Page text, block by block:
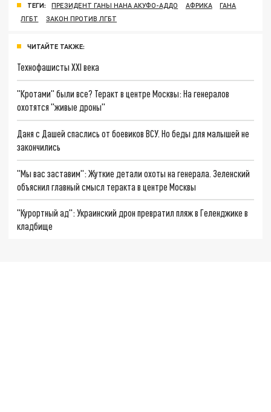
ТЕГИ: ПРЕЗИДЕНТ ГАНЫ НАНА АКУФО-АДДО АФРИКА
ГАНА
ЛГБТ
ЗАКОН ПРОТИВ ЛГБТ
ЧИТАЙТЕ ТАКЖЕ:
Технофашисты XXI века
"Кротами" были все? Теракт в центре Москвы: На генералов
охотятся "живые дроны"
Даня с Дашей спаслись от боевиков ВСУ. Но беды для малышей не
закончились
"Мы вас заставим": Жуткие детали охоты на генерала. Зеленский
объяснил главный смысл теракта в центре Москвы
"Курортный ад": Украинский дрон превратил пляж в Геленджике в
кладбище